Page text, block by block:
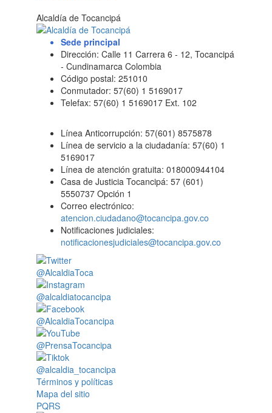
Alcaldía de Tocancipá
Sede principal
Dirección: Calle 11 Carrera 6 - 12, Tocancipá
- Cundinamarca Colombia
Código postal: 251010
Conmutador: 57(60) 1 5169017
Telefax: 57(60) 1 5169017 Ext. 102
Línea Anticorrupción: 57(601) 8575878
Línea de servicio a la ciudadanía: 57(60) 1
5169017
Línea de atención gratuita: 018000944104
Casa de Justicia Tocancipá: 57 (601)
5550737 Opción 1
Correo electrónico:
atencion.ciudadano@tocancipa.gov.co
Notificaciones judiciales:
notificacionesjudiciales@tocancipa.gov.co
@AlcaldiaToca
@alcaldiatocancipa
@AlcaldiaTocancipa
@PrensaTocancipa
@alcaldia_tocancipa
Términos y políticas
Mapa del sitio
PQRS